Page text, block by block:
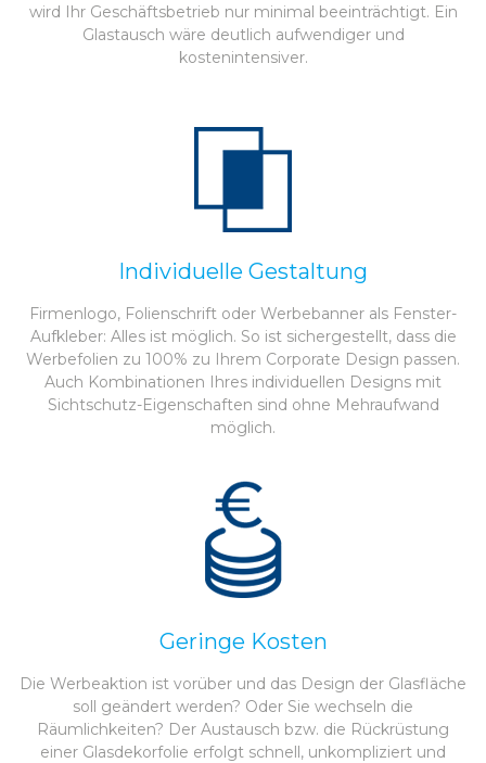
wird Ihr Geschäftsbetrieb nur minimal beeinträchtigt. Ein
Glastausch wäre deutlich aufwendiger und
kostenintensiver.
Individuelle Gestaltung
Firmenlogo, Folienschrift oder Werbebanner als Fenster-
Aufkleber: Alles ist möglich. So ist sichergestellt, dass die
Werbefolien zu 100% zu Ihrem Corporate Design passen.
Auch Kombinationen Ihres individuellen Designs mit
Sichtschutz-Eigenschaften sind ohne Mehraufwand
möglich.
Geringe Kosten
Die Werbeaktion ist vorüber und das Design der Glasfläche
soll geändert werden? Oder Sie wechseln die
Räumlichkeiten? Der Austausch bzw. die Rückrüstung
einer Glasdekorfolie erfolgt schnell, unkompliziert und